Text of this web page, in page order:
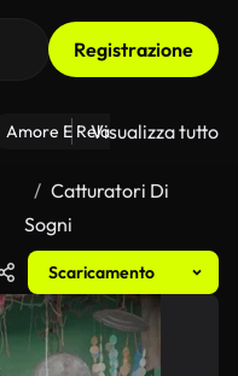
Registrazione
Amore E Relazioni Il
Visualizza tutto
Catturatori Di
Sogni
Scaricamento